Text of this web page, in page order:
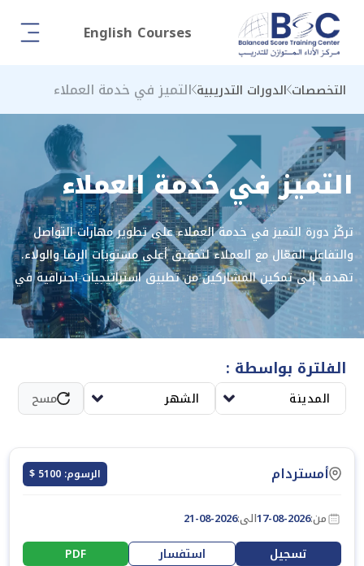
English Courses
التخصصات الدورات التدريبية التميز في خدمة العملاء
التميز في خدمة العملاء
تركّز دورة التميز في خدمة العملاء على تطوير مهارات التواصل
والتفاعل الفعّال مع العملاء لتحقيق أعلى مستويات الرضا والولاء.
تهدف إلى تمكين المشاركين من تطبيق استراتيجيات احترافية في
التعامل مع مختلف أنماط العملاء، وحل المشكلات بفعالية، وتعزيز
صورة المؤسسة من خلال خدمة متميزة ومستدامة.
الفلترة بواسطة :
المدينة الشهر مسح
أمستردام الرسوم: 5100 $
من:17-08-2026الى:21-08-2026
تسجيل استفسار PDF